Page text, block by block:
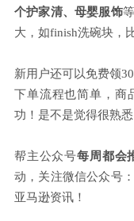
个护家清、母婴服饰
大，如finish洗碗块，
新用户还可以免费领
下单流程也简单，商
功！是不是觉得很熟
帮主公众号每周都会
动，关注微信公众号：
亚马逊资讯！